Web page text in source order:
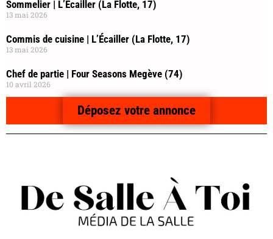
Sommelier | L’Écailler (La Flotte, 17)
13 mai 2026
Commis de cuisine | L’Écailler (La Flotte, 17)
13 mai 2026
Chef de partie | Four Seasons Megève (74)
10 avril 2026
Déposez votre annonce